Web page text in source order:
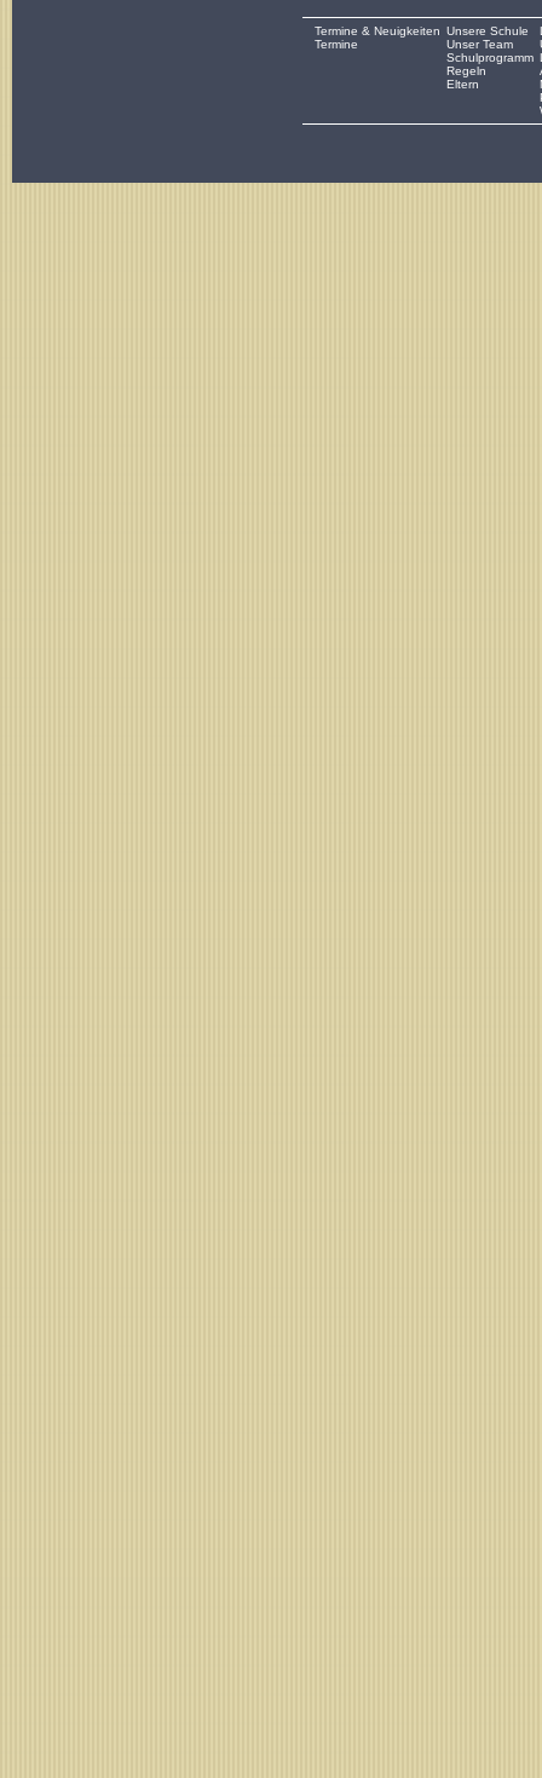
Termine & Neuigkeiten
Termine
Unsere Schule
Unser Team
Schulprogramm
Regeln
Eltern